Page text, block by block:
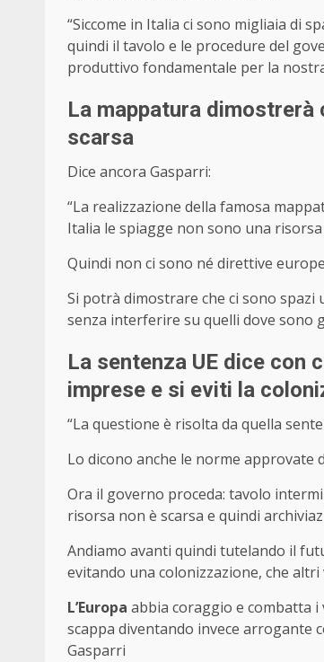
“Siccome in Italia ci sono migliaia di
quindi il tavolo e le procedure del
produttivo fondamentale per la
La mappatura dimostrerà
scarsa
Dice ancora Gasparri:
“La realizzazione della famosa
Italia le spiagge non sono una risorsa
Quindi non ci sono né direttive
Si potrà dimostrare che ci sono spazi
senza interferire su quelli dove sono
La sentenza UE dice con
imprese e si eviti la
“La questione è risolta da quella
Lo dicono anche le norme approvate
Ora il governo proceda: tavolo
risorsa non è scarsa e quindi
Andiamo avanti quindi tutelando il
evitando una colonizzazione, che
L’Europa abbia coraggio e combatta
scappa diventando invece arrogante
Gasparri